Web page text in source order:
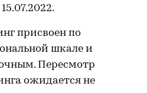
присвоен по
шкале и
Пересмотр
ожидается не